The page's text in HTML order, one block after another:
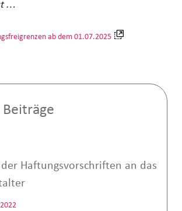
…
ab dem 01.07.2025
Haftungsvorschriften an das